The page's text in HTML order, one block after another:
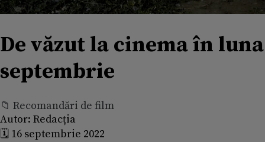
De văzut la cinema în luna
septembrie
📁 Recomandări de film
Autor: Redacția
🗓️ 16 septembrie 2022